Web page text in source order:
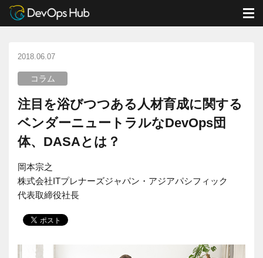
DevOps Hub ブログ
コラム
注目を浴びつつある人材育成に関するベンダーニュートラルなDevOps団体、DASAとは？
2018.06.07
コラム
注目を浴びつつある人材育成に関する
ベンダーニュートラルなDevOps団
体、DASAとは？
岡本宗之
株式会社ITプレナーズジャパン・アジアパシフィック
代表取締役社長